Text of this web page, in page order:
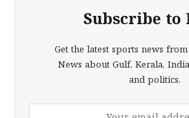
Subscribe to
Get the latest sports news
News about Gulf, Kerala,
and politics.